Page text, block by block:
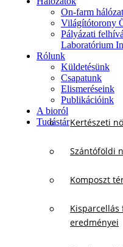
On-farm hálózat
Világítótorony
Pályázati
Laboratórium
Rólunk
Küldetésünk
Csapatunk
Elismeréseink
Publikációink
A bioról
TudástárKertészeti
Szántóföldi
Komposzt
Kisparcellás
eredményei